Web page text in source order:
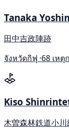
Tanaka
田中吉政陣跡
จังหวัดกิฟุ ·68 เห
Kiso
木曽森林鉄道小